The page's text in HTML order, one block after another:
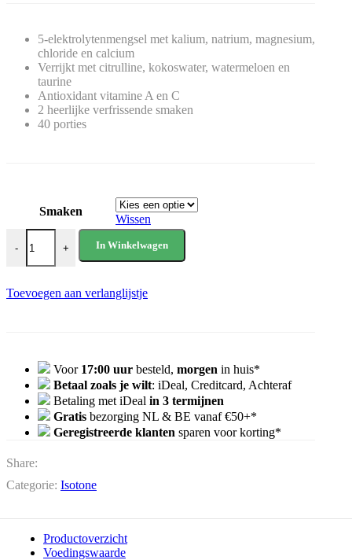
5-elektrolytenmengsel met kalium, natrium, magnesium,
chloride en calcium
Verrijkt met citrulline, kokoswater, watermeloen en
taurine
Antioxidant vitamine A en C
2 heerlijke verfrissende smaken
40 porties
Smaken
Wissen
-
Rule One Lytes (40 servings) aantal
+ In Winkelwagen
Toevoegen aan verlanglijstje
Voor 17:00 uur besteld, morgen in huis*
Betaal zoals je wilt: iDeal, Creditcard, Achteraf
Betaling met iDeal in 3 termijnen
Gratis bezorging NL & BE vanaf €50+*
Geregistreerde klanten sparen voor korting*
Share:
Categorie: Isotone
Productoverzicht
Voedingswaarde